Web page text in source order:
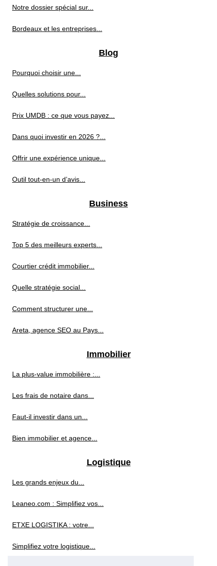
Notre dossier spécial sur...
Bordeaux et les entreprises...
Blog
Pourquoi choisir une...
Quelles solutions pour...
Prix UMDB : ce que vous payez...
Dans quoi investir en 2026 ?...
Offrir une expérience unique...
Outil tout-en-un d’avis...
Business
Stratégie de croissance...
Top 5 des meilleurs experts...
Courtier crédit immobilier...
Quelle stratégie social...
Comment structurer une...
Areta, agence SEO au Pays...
Immobilier
La plus-value immobilière :...
Les frais de notaire dans...
Faut-il investir dans un...
Bien immobilier et agence...
Logistique
Les grands enjeux du...
Leaneo.com : Simplifiez vos...
ETXE LOGISTIKA : votre...
Simplifiez votre logistique...